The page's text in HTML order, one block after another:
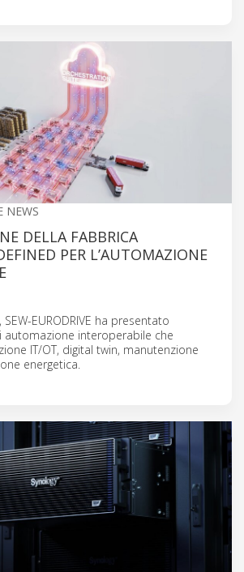
NEWS
DELLA FABBRICA
PER L’AUTOMAZIONE
SEW-EURODRIVE ha presentato
automazione interoperabile che
IT/OT, digital twin, manutenzione
energetica.